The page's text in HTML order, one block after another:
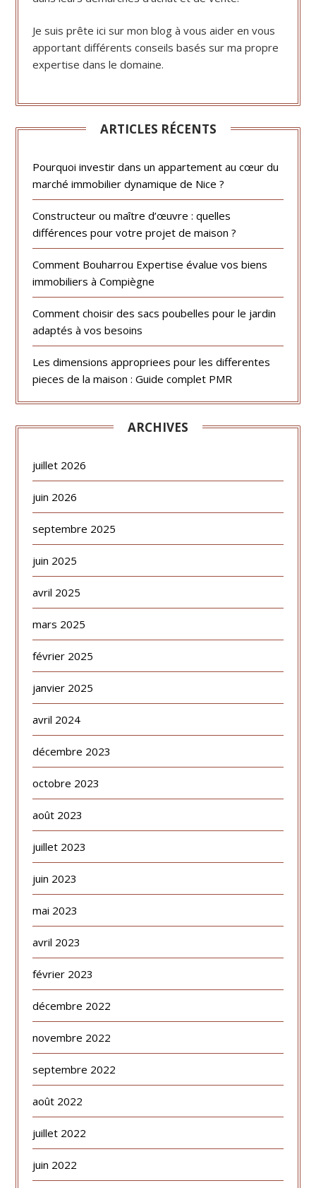
Je suis prête ici sur mon blog à vous aider en vous
apportant différents conseils basés sur ma propre
expertise dans le domaine.
ARTICLES RÉCENTS
Pourquoi investir dans un appartement au cœur du
marché immobilier dynamique de Nice ?
Constructeur ou maître d’œuvre : quelles
différences pour votre projet de maison ?
Comment Bouharrou Expertise évalue vos biens
immobiliers à Compiègne
Comment choisir des sacs poubelles pour le jardin
adaptés à vos besoins
Les dimensions appropriees pour les differentes
pieces de la maison : Guide complet PMR
ARCHIVES
juillet 2026
juin 2026
septembre 2025
juin 2025
avril 2025
mars 2025
février 2025
janvier 2025
avril 2024
décembre 2023
octobre 2023
août 2023
juillet 2023
juin 2023
mai 2023
avril 2023
février 2023
décembre 2022
novembre 2022
septembre 2022
août 2022
juillet 2022
juin 2022